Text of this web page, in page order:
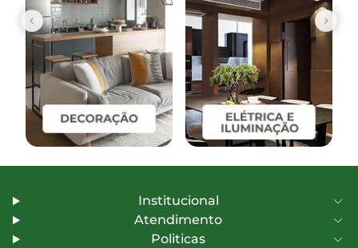
Institucional
Atendimento
Politicas